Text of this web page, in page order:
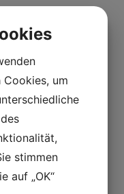
Jahren
Cookies, um
stimmen
auf „OK“